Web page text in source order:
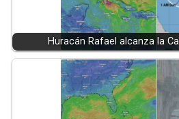
Huracán Rafael alcanza la